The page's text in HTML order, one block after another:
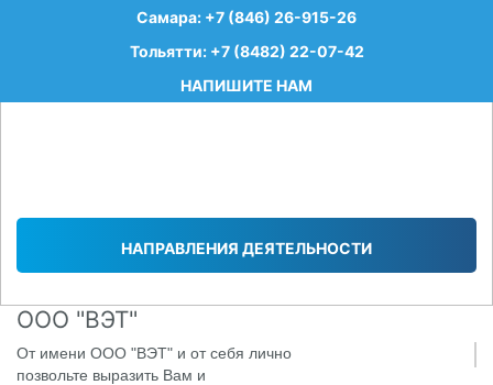
Самара: +7 (846) 26-915-26
Тольятти: +7 (8482) 22-07-42
НАПИШИТЕ НАМ
НАПРАВЛЕНИЯ ДЕЯТЕЛЬНОСТИ
ООО "ВЭТ"
От имени ООО "ВЭТ" и от себя лично
позвольте выразить Вам и